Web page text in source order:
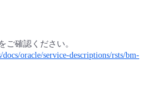
ご確認ください。
oracle/service-descriptions/rsts/bm-